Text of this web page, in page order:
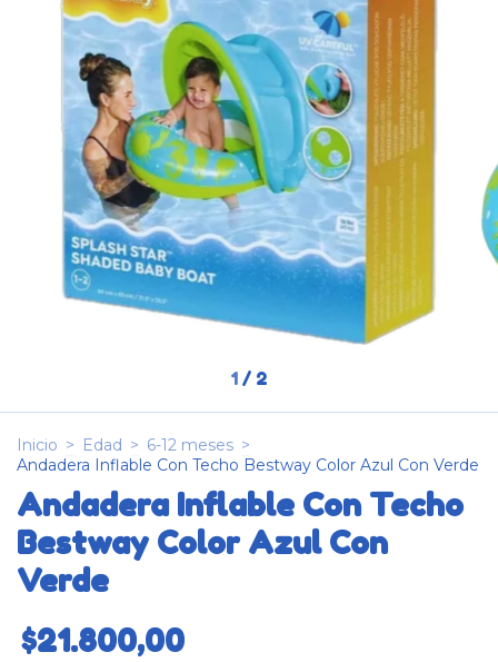
1 / 2
Inicio > Edad > 6-12 meses >
Andadera Inflable Con Techo Bestway Color Azul Con Verde
Andadera Inflable Con Techo
Bestway Color Azul Con
Verde
$21.800,00